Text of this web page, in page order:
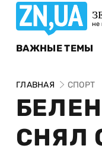
не
ВАЖНЫЕ ТЕМЫ
ГЛАВНАЯ СПОРТ
СНЯЛ